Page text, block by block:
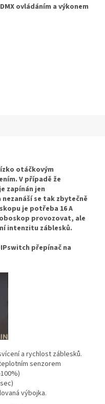
ovládáním a výkonem
otáčkovým
V případě že
zapínán jen
se tak zbytečně
je potřeba 16 A
provozovat, ale
intenzitu záblesků.
přepínač na
a rychlost záblesků.
senzorem
výbojka.